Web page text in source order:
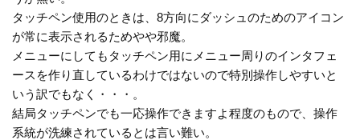
タッチペン使用のときは、8方向にダッシュのためのアイコン
が常に表示されるためやや邪魔。
メニューにしてもタッチペン用にメニュー周りのインタフェ
ースを作り直しているわけではないので特別操作しやすいと
いう訳でもなく・・・。
結局タッチペンでも一応操作できますよ程度のもので、操作
系統が洗練されているとは言い難い。